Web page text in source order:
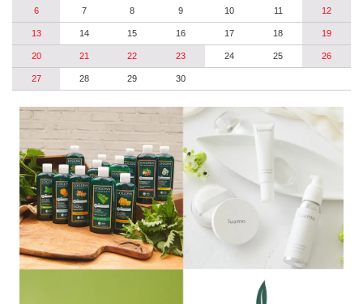
6 7 8 9 10 11 12
13 14 15 16 17 18 19
20 21 22 23 24 25 26
27 28 29 30